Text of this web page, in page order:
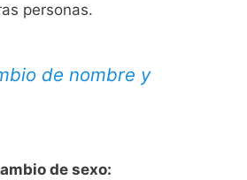
personas.
de nombre y
de sexo: